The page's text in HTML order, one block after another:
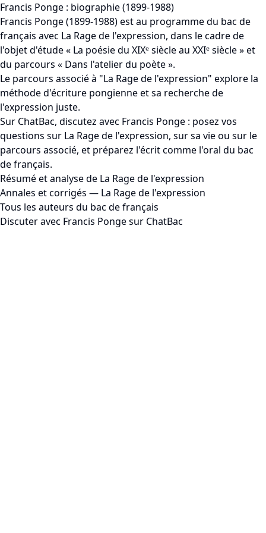
Francis Ponge : biographie (1899-1988)
Francis Ponge (1899-1988) est au programme du bac de
français avec La Rage de l'expression, dans le cadre de
l'objet d'étude « La poésie du XIXᵉ siècle au XXIᵉ siècle » et
du parcours « Dans l'atelier du poète ».
Le parcours associé à "La Rage de l'expression" explore la
méthode d'écriture pongienne et sa recherche de
l'expression juste.
Sur ChatBac, discutez avec Francis Ponge : posez vos
questions sur La Rage de l'expression, sur sa vie ou sur le
parcours associé, et préparez l'écrit comme l'oral du bac
de français.
Résumé et analyse de La Rage de l'expression
Annales et corrigés — La Rage de l'expression
Tous les auteurs du bac de français
Discuter avec Francis Ponge sur ChatBac